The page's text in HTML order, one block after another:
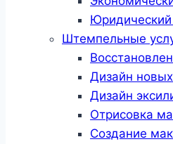
Штемпельные
Дизайн
Дизайн
Отрисовка
Создание